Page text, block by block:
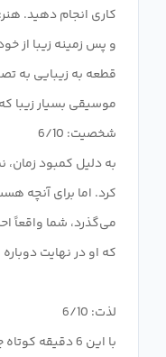
و پس زمینه زیبا از
موسیقی بسیار زیبا
به دلیل کمبود
کرد. اما برای آنچه
می‌گذرد، شما واقعاً
با این 6 دقیقه